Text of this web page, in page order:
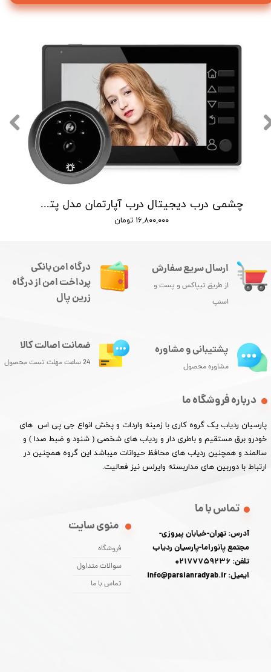
چشمی درب دیجیتال درب آپارتمان مدل پتنت همراه سنسور حرکتی
۱۶,۸۰۰,۰۰۰ تومان
ارسال سریع سفارش
از طریق تیپاکس و پست و
اسنپ
درباره فروشگاه ما
پارسیان ردیاب یک گروه کاری با زمینه واردات و پخش انواع جی پی اس های
خودرو برق مستقیم و باطری دار و ردیاب های شخصی ( شنود و ضبط صدا ) و
سالمند و همچنین ردیاب های محافظ حیوانات میباشد این گروه همچنین در
ارتباط با دوربین های مداربسته وایرلس نیز فعالیت.​​​​​​​
منوی سایت
فروشگاه
سوالات متداول
تماس با ما
تماس با ما
آدرس: تهران-خیابان پیروزی-
مجتمع پانوراما-پارسیان ردیاب
تلفن: 02177759236
ایمیل: info@parsianradyab.ir
درگاه امن بانکی
پرداخت امن از درگاه
زرین پال
پشتیبانی و مشاوره
مشاوره محصول
ضمانت اصالت کالا
24 ساعت مهلت تست محصول